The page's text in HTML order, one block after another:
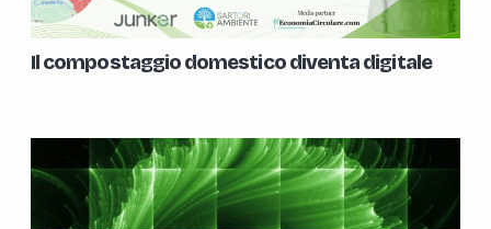
Il compostaggio domestico diventa digitale